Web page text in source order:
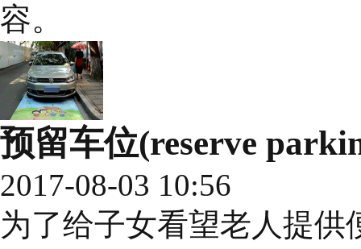
容。
预留车位(reserve
2017-08-03 10:56
为了给子女看望老人提供